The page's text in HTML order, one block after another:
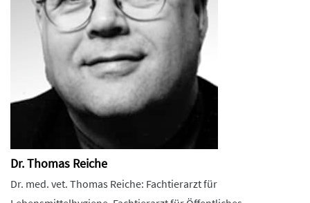
Dr. Thomas Reiche
Dr. med. vet. Thomas Reiche: Fachtierarzt für